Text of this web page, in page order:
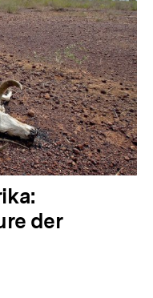
der